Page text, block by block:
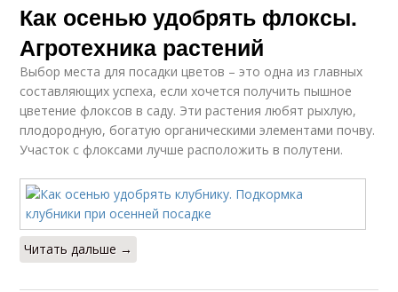
Как осенью удобрять флоксы.
Агротехника растений
Выбор места для посадки цветов – это одна из главных
составляющих успеха, если хочется получить пышное
цветение флоксов в саду. Эти растения любят рыхлую,
плодородную, богатую органическими элементами почву.
Участок с флоксами лучше расположить в полутени.
Читать дальше →